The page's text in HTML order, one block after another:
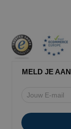
MELD JE